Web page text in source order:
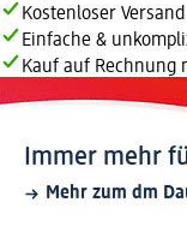
Kostenloser
Einfache &
Kauf auf Rechnung
Immer mehr
Mehr zum dm